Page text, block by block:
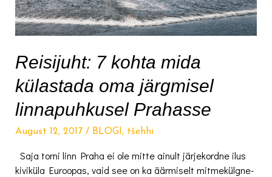
Reisijuht: 7 kohta mida
külastada oma järgmisel
linnapuhkusel Prahasse
August 12, 2017/ BLOGI , tšehhi
Saja torni linn Praha ei ole mitte ainult järjekordne ilus
kiviküla Euroopas, vaid see on ka äärmiselt mitmekülgne-